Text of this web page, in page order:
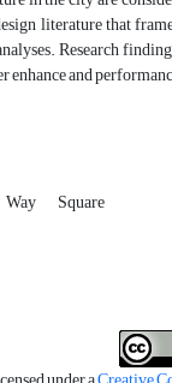
literature that
Research
and
Way Square